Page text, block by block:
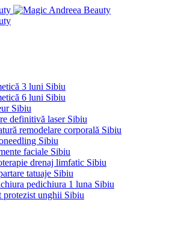
3 luni Sibiu
6 luni Sibiu
Sibiu
definitivă laser Sibiu
remodelare corporală Sibiu
Sibiu
faciale Sibiu
drenaj limfatic Sibiu
tatuaje Sibiu
pedichiura 1 luna Sibiu
protezist unghii Sibiu